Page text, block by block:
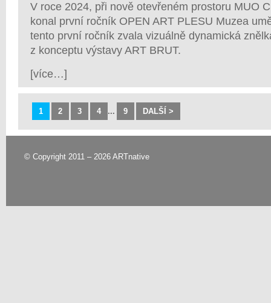
V roce 2024, při nově otevřeném prostoru MUO
konal první ročník OPEN ART PLESU Muzea
tento první ročník zvala vizuálně dynamická
z konceptu výstavy ART BRUT.
[více…]
1 2 3 4 ... 9 DALŠÍ >
© Copyright 2011 – 2026 ARTnative